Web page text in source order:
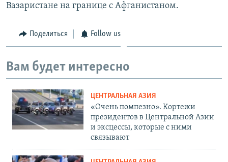
Вазаристане на границе с Афганистаном.
Поделиться Follow us
Вам будет интересно
ЦЕНТРАЛЬНАЯ АЗИЯ
«Очень помпезно». Кортежи
президентов в Центральной Азии
и эксцессы, которые с ними
связывают